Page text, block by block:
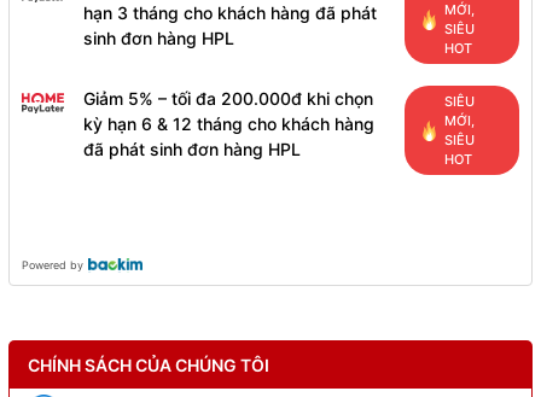
hạn 3 tháng cho khách hàng đã phát
sinh đơn hàng HPL
MỚI,
SIÊU
HOT
Giảm 5% – tối đa 200.000đ khi chọn
kỳ hạn 6 & 12 tháng cho khách hàng
đã phát sinh đơn hàng HPL
SIÊU
MỚI,
SIÊU
HOT
Powered by
CHÍNH SÁCH CỦA CHÚNG TÔI